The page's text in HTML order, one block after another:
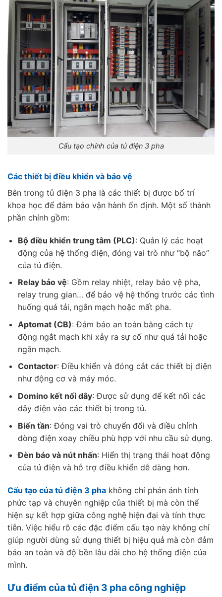
Cấu tạo chính của tủ điện 3 pha
Các thiết bị điều khiển và bảo vệ
Bên trong tủ điện 3 pha là các thiết bị được bố trí
khoa học để đảm bảo vận hành ổn định. Một số thành
phần chính gồm:
Bộ điều khiển trung tâm (PLC): Quản lý các hoạt
động của hệ thống điện, đóng vai trò như “bộ não”
của tủ điện.
Relay bảo vệ: Gồm relay nhiệt, relay bảo vệ pha,
relay trung gian… để bảo vệ hệ thống trước các tình
huống quá tải, ngắn mạch hoặc mất pha.
Aptomat (CB): Đảm bảo an toàn bằng cách tự
động ngắt mạch khi xảy ra sự cố như quá tải hoặc
ngắn mạch.
Contactor: Điều khiển và đóng cắt các thiết bị điện
như động cơ và máy móc.
Domino kết nối dây: Được sử dụng để kết nối các
dây điện vào các thiết bị trong tủ.
Biến tần: Đóng vai trò chuyển đổi và điều chỉnh
dòng điện xoay chiều phù hợp với nhu cầu sử dụng.
Đèn báo và nút nhấn: Hiển thị trạng thái hoạt động
của tủ điện và hỗ trợ điều khiển dễ dàng hơn.
Cấu tạo của tủ điện 3 pha không chỉ phản ánh tính
phức tạp và chuyên nghiệp của thiết bị mà còn thể
hiện sự kết hợp giữa công nghệ hiện đại và tính thực
tiễn. Việc hiểu rõ các đặc điểm cấu tạo này không chỉ
giúp người dùng sử dụng thiết bị hiệu quả mà còn đảm
bảo an toàn và độ bền lâu dài cho hệ thống điện của
mình.
Ưu điểm của tủ điện 3 pha công nghiệp